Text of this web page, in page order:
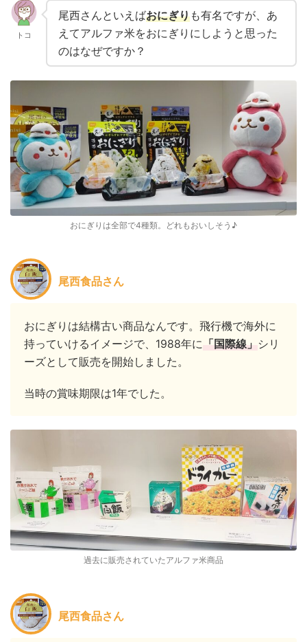
トコ
尾西さんといえばおにぎりも有名ですが、あ
えてアルファ米をおにぎりにしようと思った
のはなぜですか？
おにぎりは全部で4種類。どれもおいしそう♪
尾西食品さん
おにぎりは結構古い商品なんです。飛行機で海外に
持っていけるイメージで、1988年に 「国際線」 シリ
ーズとして販売を開始しました。
当時の賞味期限は1年でした。
過去に販売されていたアルファ米商品
尾西食品さん